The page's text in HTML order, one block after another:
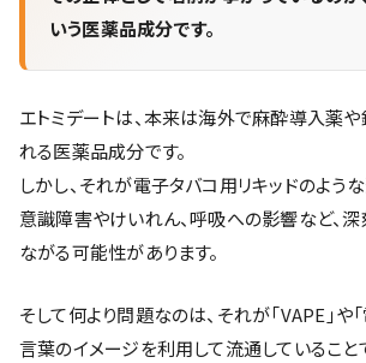
いう医薬品成分です。
エトミデートは、本来は海外で麻酔導入薬
れる医薬品成分です。
しかし、それが電子タバコ用リキッドのよう
意識障害やけいれん、呼吸への影響など、
ながる可能性があります。
そして何より問題なのは、それが「VAPE」や
言葉のイメージを利用して流通していること